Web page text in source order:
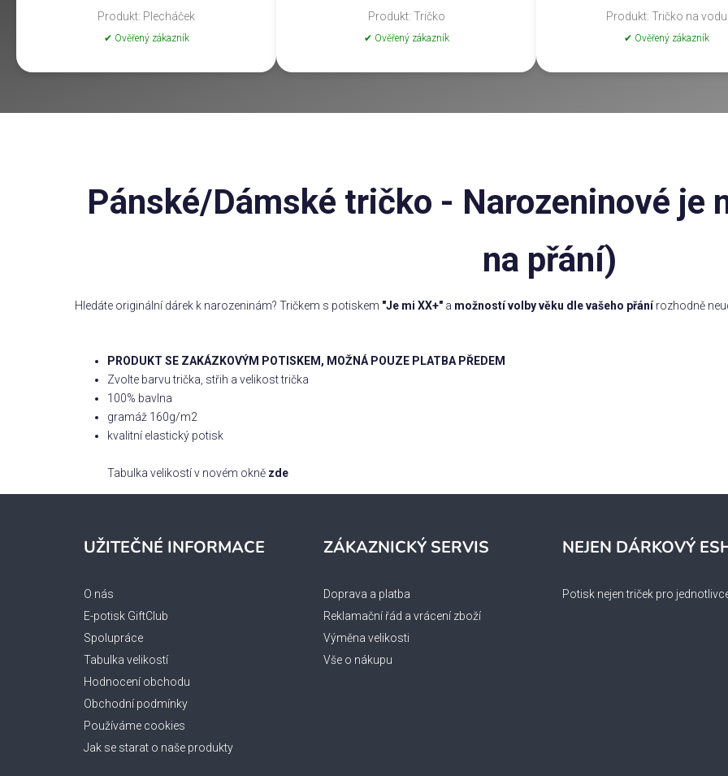
Produkt: Plecháček
✔ Ověřený zákazník
Produkt: Tričko
✔ Ověřený zákazník
Produkt: Tričko na vodu
✔ Ověřený zákazník
Pánské/Dámské tričko - Narozeninové je
na přání)
Hledáte originální dárek k narozeninám? Tričkem s potiskem "Je mi XX+" a možností volby věku dle vašeho přánírozhodně
PRODUKT SE ZAKÁZKOVÝM POTISKEM, MOŽNÁ POUZE PLATBA PŘEDEM
Zvolte barvu trička, střih a velikost trička
100% bavlna
gramáž 160g/m2
kvalitní elastický potisk
Tabulka velikostí v novém okně zde
UŽITEČNÉ INFORMACE
O nás
E-potisk GiftClub
Spolupráce
Tabulka velikostí
Hodnocení obchodu
Obchodní podmínky
Používáme cookies
Jak se starat o naše produkty
ZÁKAZNICKÝ SERVIS
Doprava a platba
Reklamační řád a vrácení zboží
Výměna velikosti
Vše o nákupu
NEJEN DÁRKOVÝ
Potisk nejen triček pro